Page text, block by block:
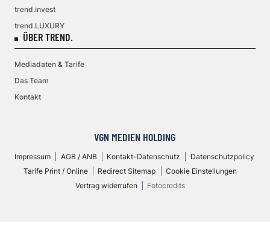
trend.invest
trend.LUXURY
ÜBER TREND.
Mediadaten & Tarife
Das Team
Kontakt
VGN MEDIEN HOLDING
Impressum AGB / ANB Kontakt-Datenschutz
Datenschutzpolicy
Tarife Print / Online
Redirect Sitemap
Cookie Einstellungen
Vertrag widerrufen
Fotocredits